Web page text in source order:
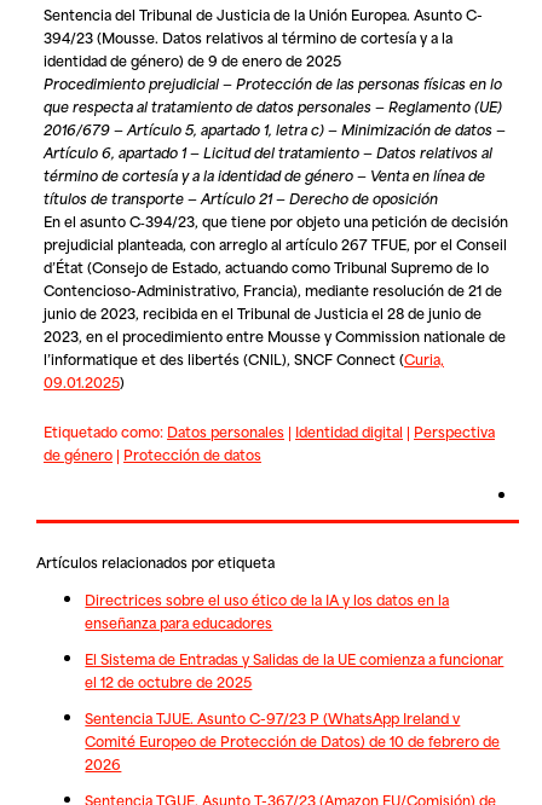
Sentencia del Tribunal de Justicia de la Unión Europea. Asunto C-
394/23 (Mousse. Datos relativos al término de cortesía y a la
identidad de género) de 9 de enero de 2025
Procedimiento prejudicial — Protección de las personas físicas en lo
que respecta al tratamiento de datos personales — Reglamento (UE)
2016/679 — Artículo 5, apartado 1, letra c) — Minimización de datos —
Artículo 6, apartado 1 — Licitud del tratamiento — Datos relativos al
término de cortesía y a la identidad de género — Venta en línea de
títulos de transporte — Artículo 21 — Derecho de oposición
En el asunto C‑394/23, que tiene por objeto una petición de decisión
prejudicial planteada, con arreglo al artículo 267 TFUE, por el Conseil
d’État (Consejo de Estado, actuando como Tribunal Supremo de lo
Contencioso-Administrativo, Francia), mediante resolución de 21 de
junio de 2023, recibida en el Tribunal de Justicia el 28 de junio de
2023, en el procedimiento entre MousseyCommission nationale de
l’informatique et des libertés (CNIL), SNCF Connect (Curia,
09.01.2025)
Etiquetado como: Datos personales| Identidad digital | Perspectiva
de género| Protección de datos
Artículos relacionados por etiqueta
Directrices sobre el uso ético de la IA y los datos en la
enseñanza para educadores
El Sistema de Entradas y Salidas de la UE comienza a funcionar
el 12 de octubre de 2025
Sentencia TJUE. Asunto C-97/23 P (WhatsApp Ireland v
Comité Europeo de Protección de Datos) de 10 de febrero de
2026
Sentencia TGUE. Asunto T-367/23 (Amazon EU/Comisión) de